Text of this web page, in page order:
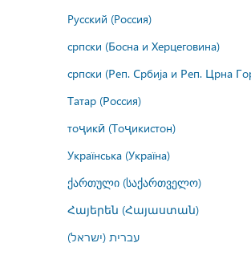
Русский (Россия)
српски (Босна и Херцеговина)
српски (Реп. Србија и Реп. Црна
Татар (Россия)
тоҷикӣ (Тоҷикистон)
Українська (Україна)
ქართული (საქართველო)
Հայերեն (Հայաստան)
עברית (ישראל)